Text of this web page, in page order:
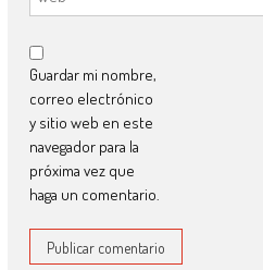
Guardar mi nombre,
correo electrónico
y sitio web en este
navegador para la
próxima vez que
haga un comentario.